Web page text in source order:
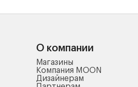
О компании
Магазины
Компания MOON
Дизайнерам